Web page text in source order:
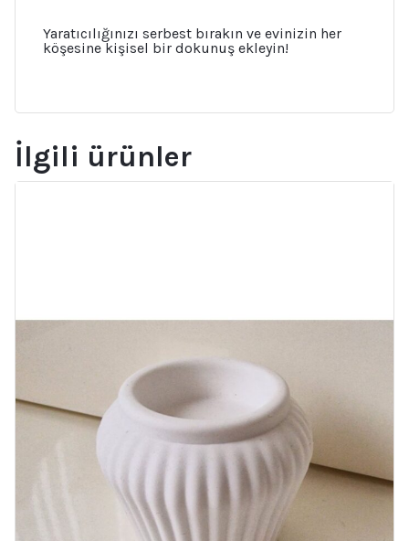
Yaratıcılığınızı serbest bırakın ve evinizin her
köşesine kişisel bir dokunuş ekleyin!
İlgili ürünler